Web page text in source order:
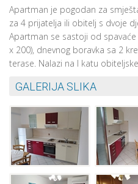
Apartman je pogodan za
za 4 prijatelja ili obitelj s dvoje
Apartman se sastoji od
x 200), dnevnog boravka sa 2
terase. Nalazi na I katu
GALERIJA SLIKA